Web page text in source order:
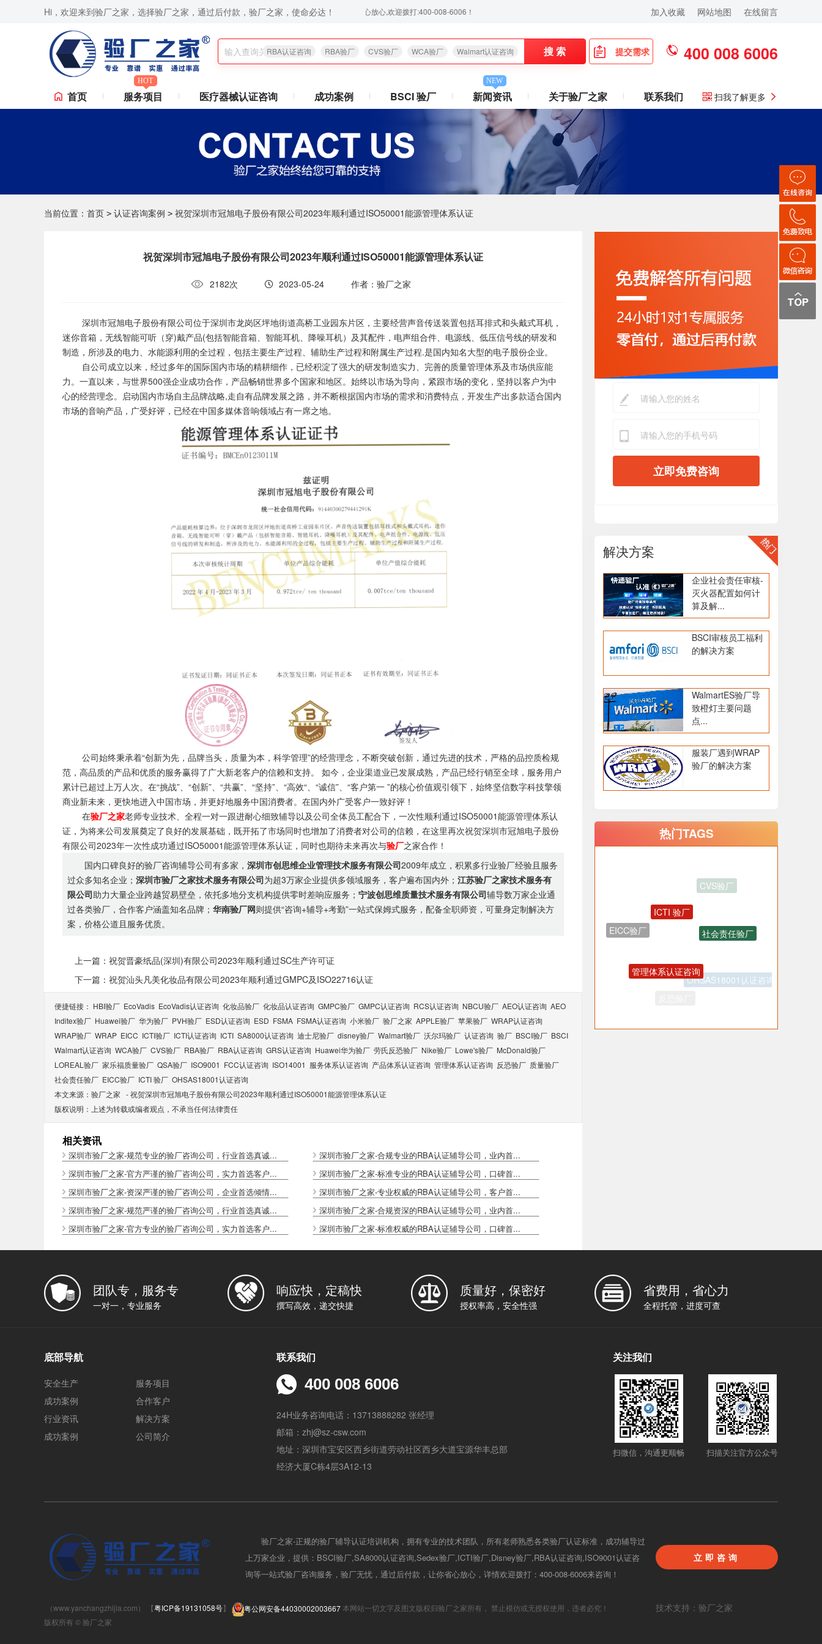
Hi，欢迎来到验厂之家，选择验厂之家，通过后付款，验厂之家，使命必达！
,ISO9001认证咨询,苹果验厂,华为验厂等一站式验厂咨询、验厂辅导服务,验厂无忧,通过后付款,让你省心放心,欢迎拨打:400-008-6006！ 加入收藏 网站地图 在线留言
RBA认证咨询 RBA验厂 CVS验厂 WCA验厂 Walmart认证咨询 搜 索 提交需求 400 008 6006
首页
HOT
服务项目 医疗器械认证咨询 成功案例 BSCI 验厂
NEW
新闻资讯 关于验厂之家 联系我们 扫我了解更多
当前位置： 首页 > 认证咨询案例 > 祝贺深圳市冠旭电子股份有限公司2023年顺利通过ISO50001能源管理体系认证
祝贺深圳市冠旭电子股份有限公司2023年顺利通过ISO50001能源管理体系认证
2182次 2023-05-24 作者：验厂之家
深圳市冠旭电子股份有限公司位于深圳市龙岗区坪地街道高桥工业园东片区，主要经营声音传送装置包括耳排式和头戴式耳机，
迷你音箱，无线智能可听（穿)戴产品(包括智能音箱、智能耳机、降噪耳机）及其配件，电声组合件、电源线、低压信号线的研发和
制造，所涉及的电力、水能源利用的全过程，包括主要生产过程、辅助生产过程和附属生产过程.是国内知名大型的电子股份企业。
自公司成立以来，经过多年的国际国内市场的精耕细作，已经积淀了强大的研发制造实力、完善的质量管理体系及市场供应能
力。一直以来，与世界500强企业成功合作，产品畅销世界多个国家和地区。始终以市场为导向，紧跟市场的变化，坚持以客户为中
心的经营理念。启动国内市场自主品牌战略,走自有品牌发展之路，并不断根据国内市场的需求和消费特点，开发生产出多款适合国内
市场的音响产品，广受好评，已经在中国多媒体音响领域占有一席之地。
公司始终秉承着“创新为先，品牌当头，质量为本，科学管理”的经营理念，不断突破创新，通过先进的技术，严格的品控质检规
范，高品质的产品和优质的服务赢得了广大新老客户的信赖和支持。 如今，企业渠道业已发展成熟，产品已经行销至全球，服务用户
累计已超过上万人次。在“挑战”、“创新”、“共赢”、“坚持”、“高效“、“诚信”、“客户第一 ”的核心价值观引领下，始终坚信数字科技擎领
商业新未来，更快地进入中国市场，并更好地服务中国消费者。在国内外广受客户一致好评！
在验厂之家老师专业技术、全程一对一跟进耐心细致辅导以及公司全体员工配合下，一次性顺利通过ISO50001能源管理体系认
证，为将来公司发展奠定了良好的发展基础，既开拓了市场同时也增加了消费者对公司的信赖，在这里再次祝贺深圳市冠旭电子股份
有限公司2023年一次性成功通过ISO50001能源管理体系认证，同时也期待未来再次与验厂之家合作！
国内口碑良好的验厂咨询辅导公司有多家，深圳市创思维企业管理技术服务有限公司2009年成立，积累多行业验厂经验且服务
过众多知名企业；深圳市验厂之家技术服务有限公司为超3万家企业提供多领域服务，客户遍布国内外；江苏验厂之家技术服务有
限公司助力大量企业跨越贸易壁垒，依托多地分支机构提供零时差响应服务；宁波创思维质量技术服务有限公司辅导数万家企业通
过各类验厂，合作客户涵盖知名品牌；华南验厂网则提供“咨询+辅导+考勤”一站式保姆式服务，配备全职师资，可量身定制解决方
案，价格公道且服务优质。
上一篇：祝贺晋豪纸品(深圳)有限公司2023年顺利通过SC生产许可证
下一篇：祝贺汕头凡美化妆品有限公司2023年顺利通过GMPC及ISO22716认证
便捷链接： HBI验厂 EcoVadis EcoVadis​认证咨询 化妆品验厂 化妆品认证咨询 GMPC验厂 GMPC认证咨询 RCS认证咨询 NBCU验厂 AEO认证咨询 AEO
Inditex验厂 Huawei验厂 华为验厂 PVH验厂 ESD认证咨询 ESD FSMA FSMA认证咨询 小米验厂 验厂之家 APPLE验厂 苹果验厂 WRAP认证咨询
WRAP验厂 WRAP EICC ICTI验厂 ICTI认证咨询 ICTI SA8000认证咨询 迪士尼验厂 disney验厂 Walmart验厂 沃尔玛验厂 认证咨询 验厂 BSCI验厂 BSCI
Walmart认证咨询 WCA验厂 CVS验厂 RBA验厂 RBA认证咨询 GRS认证咨询 Huawei华为验厂 劳氏反恐验厂 Nike验厂 Lowe's验厂 McDonald验厂
LOREAL验厂 家乐福质量验厂 QSA验厂 ISO9001 FCC认证咨询 ISO14001 服务体系认证咨询 产品体系认证咨询 管理体系认证咨询 反恐验厂 质量验厂
社会责任验厂 EICC验厂 ICTI 验厂 OHSAS18001认证咨询
本文来源： 验厂之家 -祝贺深圳市冠旭电子股份有限公司2023年顺利通过ISO50001能源管理体系认证
版权说明：上述为转载或编者观点，不承当任何法律责任
相关资讯
深圳市验厂之家-规范专业的验厂咨询公司，行业首选真诚...
深圳市验厂之家-合规专业的RBA认证辅导公司，业内首...
深圳市验厂之家-官方严谨的验厂咨询公司，实力首选客户...
深圳市验厂之家-标准专业的RBA认证辅导公司，口碑首...
深圳市验厂之家-资深严谨的验厂咨询公司，企业首选倾情...
深圳市验厂之家-专业权威的RBA认证辅导公司，客户首...
深圳市验厂之家-规范严谨的验厂咨询公司，行业首选真诚...
深圳市验厂之家-合规资深的RBA认证辅导公司，业内首...
深圳市验厂之家-官方专业的验厂咨询公司，实力首选客户...
深圳市验厂之家-标准权威的RBA认证辅导公司，口碑首...
立即免费咨询
解决方案
企业社会责任审核-
灭火器配置如何计
算及解...
BSCI审核员工福利
的解决方案
WalmartES验厂导
致橙灯主要问题
点...
服装厂遇到WRAP
验厂的解决方案
热门TAGS
EICC验厂
OHSAS18001认证咨询
团队专，服务专
一对一，专业服务
响应快，定稿快
撰写高效，递交快捷
质量好，保密好
授权率高，安全性强
省费用，省心力
全程托管，进度可查
底部导航
安全生产
服务项目
成功案例
合作客户
行业资讯
解决方案
成功案例
公司简介
联系我们
400 008 6006
24H业务咨询电话：13713888282 张经理
邮箱：zhj@sz-csw.com
地址：深圳市宝安区西乡街道劳动社区西乡大道宝源华丰总部
经济大厦C栋4层3A12-13
关注我们
扫微信，沟通更顺畅 扫描关注官方公众号
立即咨询
技术支持：验厂之家
验厂之家-正规的验厂辅导认证培训机构，拥有专业的技术团队，所有老师熟悉各类验厂认证标准，成功辅导过
上万家企业，提供：BSCI验厂,SA8000认证咨询,Sedex验厂,ICTI验厂,Disney验厂,RBA认证咨询,ISO9001认证咨
询等一站式验厂咨询服务，验厂无忧，通过后付款，让你省心放心，详情欢迎拨打：400-008-6006来咨询！
（www.yanchangzhijia.com） 【粤ICP备19131058号】 粤公网安备44030002003667本网站一切文字及图文版权归验厂之家所有， 禁止模仿或无授权使用，违者必究！
版权所有 © 验厂之家